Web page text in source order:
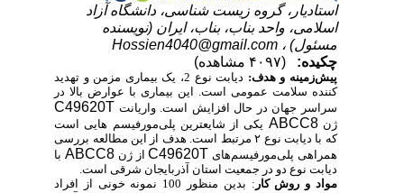
استادیار، گروه زیست شناسی، دانشگاه آزاد
اسلامی، واحد بناب، بناب، ایران (نویسنده
مسئول) ، Hossien4040@gmail.com
چکیده:
پیش‌زمینه و هدف:
دیابت نوع 2، یک بیماری مزمن و تهدید
کننده سلامت عمومی است. این بیماری با عوارض بالا در
سراسر جهان در حال افزایش است. واریانتC49620T
ژنABCC8یکی از شایع­ترین پلی‌مورفیسم هایی است
که با دیابت نوع ۲ مرتبط است. هدف از این مطالعه بررسی
همراهی پلی‌مورفیسم‌هایC49620Tاز ژنABCC8با
دیابت نوع دو در جمعیت استان آذربایجان شرقی است.
مواد و روش‌ کار
: بدین منظور 100 نمونه خونی از افراد